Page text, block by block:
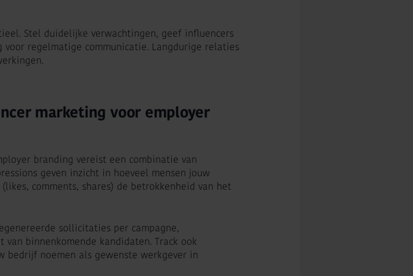
Stel duidelijke verwachtingen, geef influencers
regelmatige communicatie. Langdurige relaties
marketing voor employer
branding vereist een combinatie van
geven inzicht in hoeveel mensen jouw
comments, shares) de betrokkenheid van het
sollicitaties per campagne,
binnenkomende kandidaten. Track ook
bedrijf noemen als gewenste werkgever in